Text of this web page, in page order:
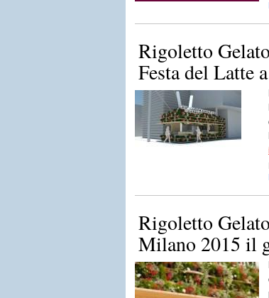
Rigoletto
Festa del Latte
Rigoletto
Milano 2015 il